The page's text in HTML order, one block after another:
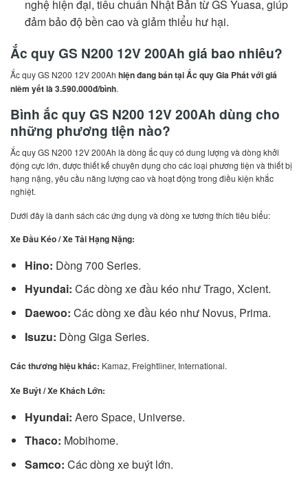
nghệ hiện đại, tiêu chuẩn Nhật Bản từ GS Yuasa, giúp
đảm bảo độ bền cao và giảm thiểu hư hại.
Ắc quy GS N200 12V 200Ah giá bao nhiêu?
Ắc quy GS N200 12V 200Ah hiện đang bán tại Ắc quy Gia Phát với giá
niêm yết là 3.590.000đ/bình.
Bình ắc quy GS N200 12V 200Ah dùng cho
những phương tiện nào?
Ắc quy GS N200 12V 200Ah là dòng ắc quy có dung lượng và dòng khởi
động cực lớn, được thiết kế chuyên dụng cho các loại phương tiện và thiết bị
hạng nặng, yêu cầu năng lượng cao và hoạt động trong điều kiện khắc
nghiệt.
Dưới đây là danh sách các ứng dụng và dòng xe tương thích tiêu biểu:
Xe Đầu Kéo / Xe Tải Hạng Nặng:
Hino: Dòng 700 Series.
Hyundai: Các dòng xe đầu kéo như Trago, Xcient.
Daewoo: Các dòng xe đầu kéo như Novus, Prima.
Isuzu: Dòng Giga Series.
Các thương hiệu khác: Kamaz, Freightliner, International.
Xe Buýt / Xe Khách Lớn:
Hyundai: Aero Space, Universe.
Thaco: Mobihome.
Samco: Các dòng xe buýt lớn.